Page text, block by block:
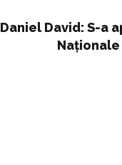
Daniel David: S-a